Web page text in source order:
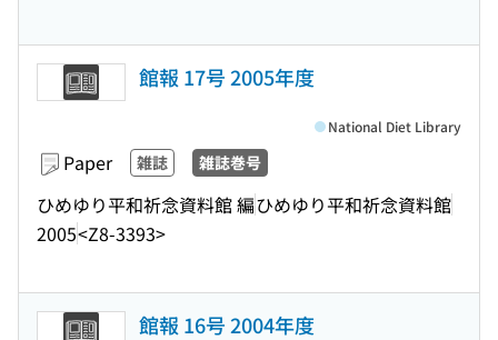
館報 17号 2005年度
Paper 雑誌 雑誌巻号
ひめゆり平和祈念資料館 編ひめゆり平和祈念資料館
2005<Z8-3393>
National Diet Library
館報 16号 2004年度